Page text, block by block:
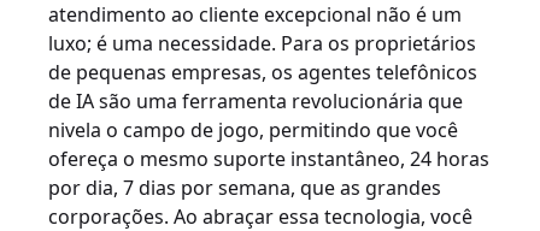
atendimento ao cliente excepcional não é um
luxo; é uma necessidade. Para os proprietários
de pequenas empresas, os agentes telefônicos
de IA são uma ferramenta revolucionária que
nivela o campo de jogo, permitindo que você
ofereça o mesmo suporte instantâneo, 24 horas
por dia, 7 dias por semana, que as grandes
corporações. Ao abraçar essa tecnologia, você